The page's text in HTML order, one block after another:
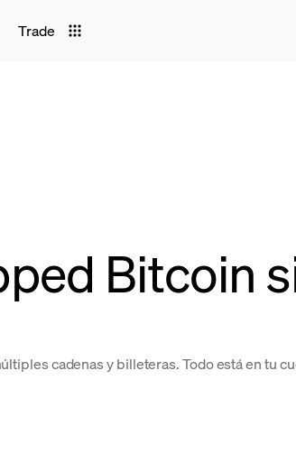
Trade
Bitcoin
cadenas y billeteras. Todo está en tu